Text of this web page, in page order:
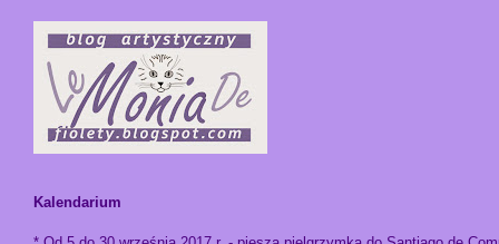
Kalendarium